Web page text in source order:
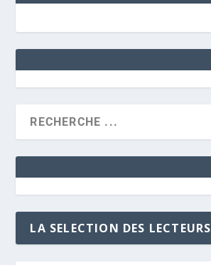
LA SELECTION DES LECTEURS